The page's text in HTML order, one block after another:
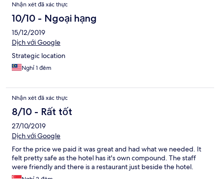
Nhận xét đã xác thực
10/10 - Ngoại hạng
15/12/2019
Dịch với Google
Strategic location
Nghỉ 1 đêm
Nhận xét đã xác thực
8/10 - Rất tốt
27/10/2019
Dịch với Google
For the price we paid it was great and had what we needed. It
felt pretty safe as the hotel has it's own compound. The staff
were friendly and there is a restaurant just beside the hotel.